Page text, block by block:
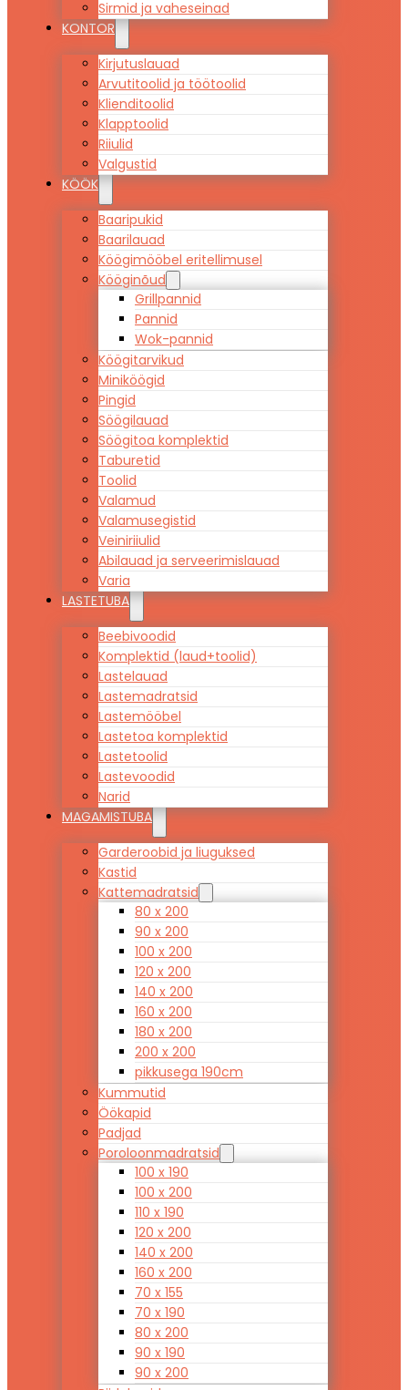
Sirmid ja vaheseinad
KONTOR
Kirjutuslauad
Arvutitoolid ja töötoolid
Klienditoolid
Klapptoolid
Riiulid
Valgustid
KÖÖK
Baaripukid
Baarilauad
Köögimööbel eritellimusel
Kööginõud
Grillpannid
Pannid
Wok-pannid
Köögitarvikud
Miniköögid
Pingid
Söögilauad
Söögitoa komplektid
Taburetid
Toolid
Valamud
Valamusegistid
Veiniriiulid
Abilauad ja serveerimislauad
Varia
LASTETUBA
Beebivoodid
Komplektid (laud+toolid)
Lastelauad
Lastemadratsid
Lastemööbel
Lastetoa komplektid
Lastetoolid
Lastevoodid
Narid
MAGAMISTUBA
Garderoobid ja liuguksed
Kastid
Kattemadratsid
80 x 200
90 x 200
100 x 200
120 x 200
140 x 200
160 x 200
180 x 200
200 x 200
pikkusega 190cm
Kummutid
Öökapid
Padjad
Poroloonmadratsid
100 x 190
100 x 200
110 x 190
120 x 200
140 x 200
160 x 200
70 x 155
70 x 190
80 x 200
90 x 190
90 x 200